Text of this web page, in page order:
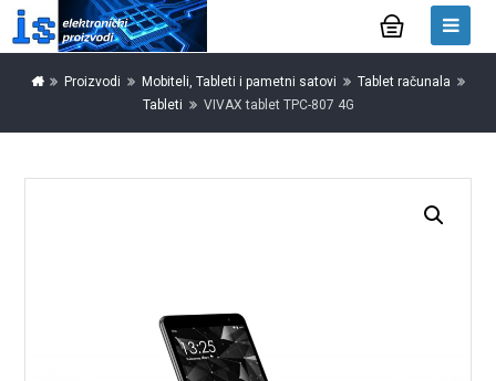
Proizvodi Mobiteli, Tableti i pametni satovi
Tablet računala
Tableti
VIVAX tablet TPC-807 4G